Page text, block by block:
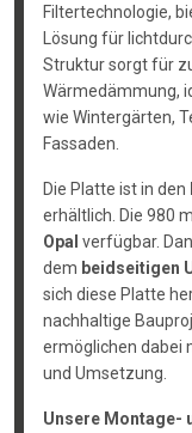
Filtertechnologie,
Lösung für
Struktur sorgt für
Wärmedämmung,
wie Wintergärten,
Fassaden.
Die Platte ist in den
erhältlich. Die 980
Opal verfügbar.
dem beidseitigen
sich diese Platte
nachhaltige
ermöglichen dabei
und Umsetzung.
Unsere Montage-